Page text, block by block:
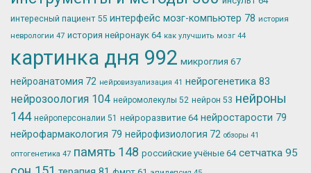
интересный пациент 55 интерфейс мозг-компьютер 78 история
неврологии 47 история нейронаук 64 как улучшить мозг 44
картинка дня 992 микроглия 67
нейроанатомия 72 нейровизуализация 41 нейрогенетика 83
нейрозоология 104 нейромолекулы 52 нейрон 53 нейроны
144 нейроперсоналии 51 нейроразвитие 64 нейростарости 79
нейрофармакология 79 нейрофизиология 72 обзоры 41
оптогенетика 47 память 148 российские учёные 64 сетчатка 95